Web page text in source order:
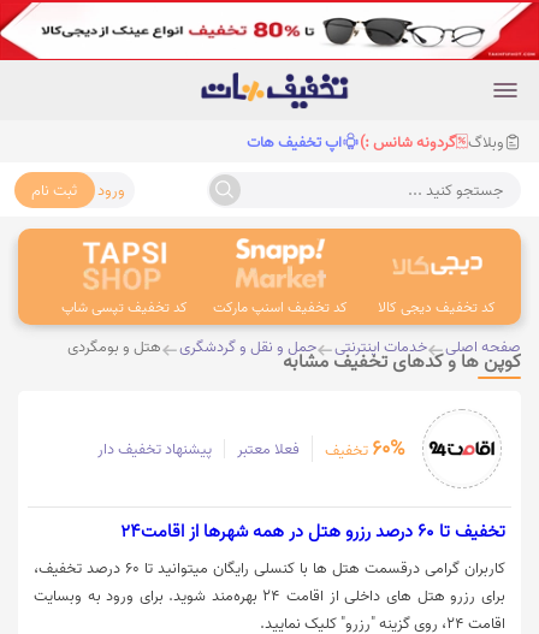
وبلاگ گردونه شانس :) اپ تخفیف هات
جستجو کنید ... ورود ثبت نام
کد تخفیف دیجی کالا کد تخفیف اسنپ مارکت کد تخفیف تپسی شاپ
صفحه اصلی خدمات اینترنتی حمل و نقل و گردشگری هتل و بومگردی
کوپن ها و کدهای تخفیف مشابه
60% تخفیف فعلا معتبر پیشنهاد تخفیف دار
تخفیف تا 60 درصد رزرو هتل در همه شهرها از اقامت24
کاربران گرامی درقسمت هتل ها با کنسلی رایگان میتوانید تا 60 درصد تخفیف،
برای رزرو هتل های داخلی از اقامت 24 بهره‌مند شوید. برای ورود به وبسایت
اقامت 24، روی گزینه "رزرو" کلیک نمایید.